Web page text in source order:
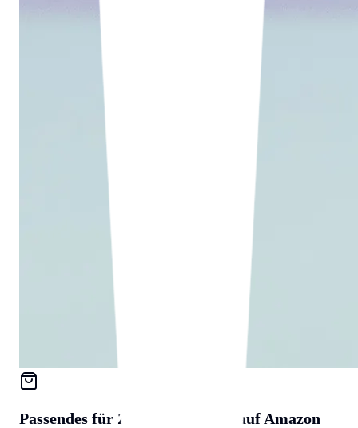
Passendes für Zubehör & Tools auf Amazon